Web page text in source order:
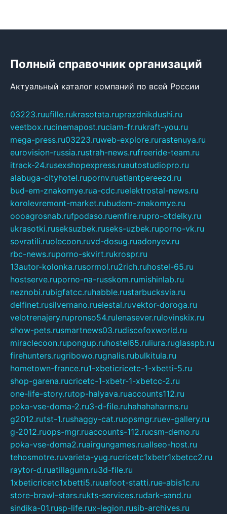
Полный справочник организаций
Актуальный каталог компаний по всей России
03223.ruufille.rukrasotata.ruprazdnikdushi.ru
veetbox.rucinemapost.ruciam-fr.rukraft-you.ru
mega-press.ru03223.ruweb-explore.rurastenuya.ru
eurovision-russia.rustrah-news.rufreeride-team.ru
itrack-24.rusexshopexpress.ruautostudiopro.ru
alabuga-cityhotel.rupornv.ruatlantpereezd.ru
bud-em-znakomye.rua-cdc.ruelektrostal-news.ru
korolevremont-market.rubudem-znakomye.ru
oooagrosnab.rufpodaso.ruemfire.rupro-otdelky.ru
ukrasotki.ruseksuzbek.ruseks-uzbek.ruporno-vk.ru
sovratili.ruolecoon.ruvd-dosug.ruadonyev.ru
rbc-news.ruporno-skvirt.rukrospr.ru
13autor-kolonka.rusormol.ru2rich.ruhostel-65.ru
hostserve.ruporno-na-russkom.rumishinlab.ru
neznobi.rubigfatcc.ruhabble.rustarbucksvia.ru
delfinet.rusilvernano.ruelestal.ruvektor-doroga.ru
velotrenajery.rupronso54.rulenasever.rulovinskix.ru
show-pets.rusmartnews03.rudiscofoxworld.ru
miraclecoon.rupongup.ruhostel65.ruliura.ruglasspb.ru
firehunters.rugribowo.rugnalis.rubulkitula.ru
hometown-france.ru1-xbeticricetc-1-xbetti-5.ru
shop-garena.rucricetc-1-xbetr-1-xbetcc-2.ru
one-life-story.rutop-halyava.ruaccounts112.ru
poka-vse-doma-2.ru3-d-file.ruhahahaharms.ru
g2012.rutst-1.rushaggy-cat.ruopsmgr.ruev-gallery.ru
g-2012.ruops-mgr.ruaccounts-112.rucsm-demo.ru
poka-vse-doma2.ruairgungames.ruallseo-host.ru
tehosmotre.ruvarieta-yug.rucricetc1xbetr1xbetcc2.ru
raytor-d.ruatillagunn.ru3d-file.ru
1xbeticricetc1xbetti5.ruuafoot-statti.rue-abis1c.ru
store-brawl-stars.rukts-services.rudark-sand.ru
sindika-01.rusp-life.rux-legion.rusib-archives.ru